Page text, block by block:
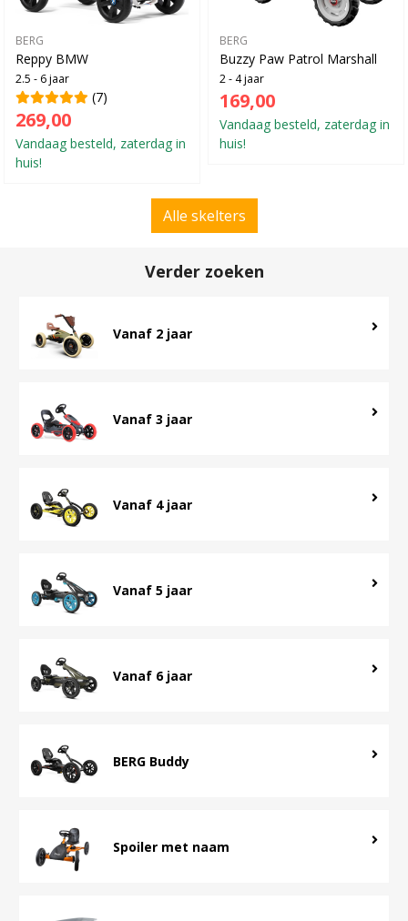
BERG
Reppy BMW
2.5 - 6 jaar
(7)
269,00
Vandaag besteld, zaterdag in
huis!
BERG
Buzzy Paw Patrol Marshall
2 - 4 jaar
169,00
Vandaag besteld, zaterdag in
huis!
Alle skelters
Verder zoeken
Vanaf 2 jaar
Vanaf 3 jaar
Vanaf 4 jaar
Vanaf 5 jaar
Vanaf 6 jaar
BERG Buddy
Spoiler met naam